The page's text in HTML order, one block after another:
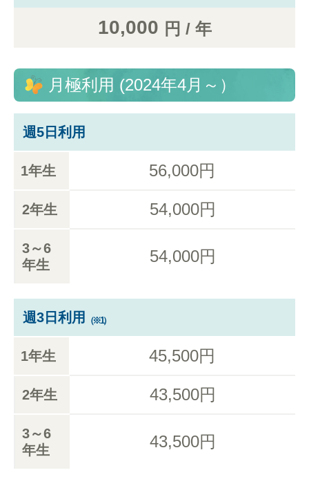
10,000 円 / 年
月極利用 (2024年4月～）
週5日利用
1年生 56,000円
2年生 54,000円
3～6
年生
54,000円
週3日利用 （※1）
1年生 45,500円
2年生 43,500円
3～6
年生
43,500円